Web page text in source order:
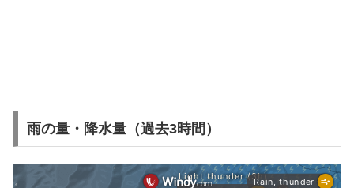
雨の量・降水量（過去3時間）